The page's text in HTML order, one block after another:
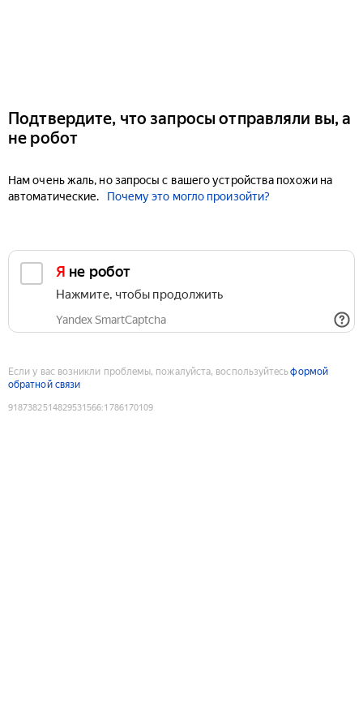
Подтвердите, что запросы отправляли вы, а
не робот
Нам очень жаль, но запросы с вашего устройства похожи на
автоматические.
Почему это могло произойти?
Я не робот
Нажмите, чтобы продолжить
Yandex SmartCaptcha
Если у вас возникли проблемы, пожалуйста, воспользуйтесьформой
обратной связи
9187382514829531566:1786170109